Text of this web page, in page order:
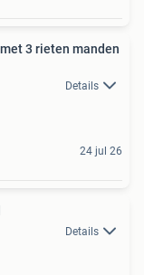
Details
24 jul 26
Details